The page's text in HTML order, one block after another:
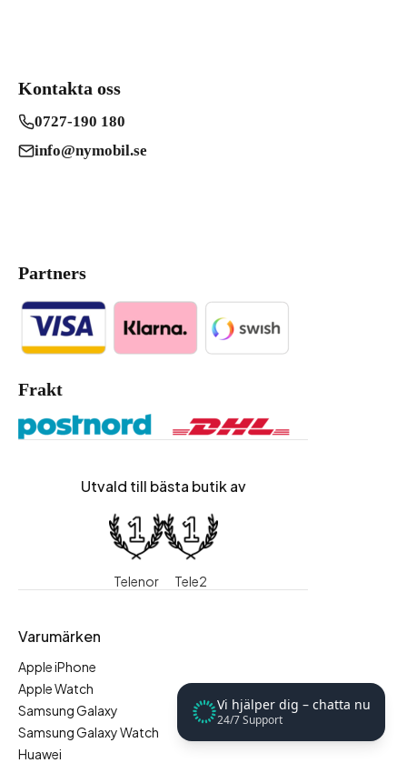
Vi hjälper dig – chatta nu
24/7 Support
Kontakta oss
0727-190 180
info@nymobil.se
Partners
Frakt
Utvald till bästa butik av
Telenor Tele2
Varumärken
Apple iPhone
Apple Watch
Samsung Galaxy
Samsung Galaxy Watch
Huawei